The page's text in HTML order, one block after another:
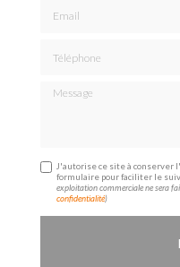
Message
J'autorise ce site à conserver
formulaire pour faciliter le
exploitation commerciale ne sera
confidentialité)